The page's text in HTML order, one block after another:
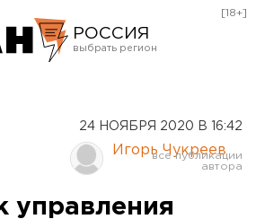
РОССИЯ
Курган
Оренбург
[18+]
24 НОЯБРЯ 2020 В 16:42
Игорь Чукреев
управления